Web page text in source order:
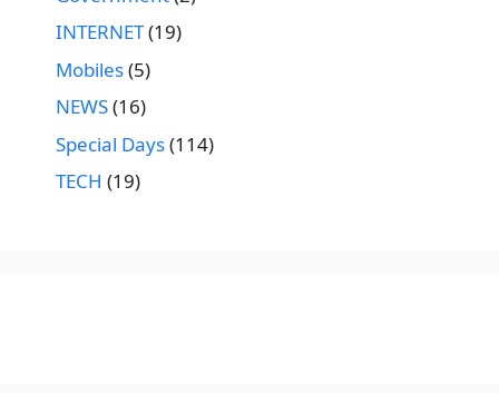
INTERNET(19)
Mobiles(5)
NEWS(16)
Special Days(114)
TECH (19)